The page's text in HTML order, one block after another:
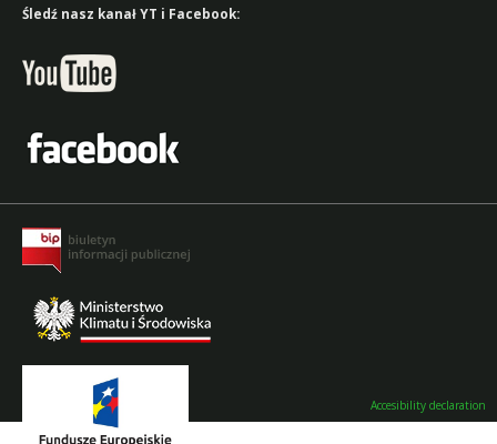
Śledź nasz kanał YT i Facebook:
Accesibility declaration